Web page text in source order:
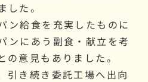
した。
ン給食を充実したものに
ンにあう副食・献立を考
の意見もありました。
引き続き委託工場へ出向